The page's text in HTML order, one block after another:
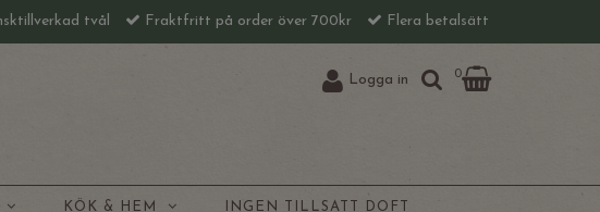
tvål Fraktfritt på order över 700kr Flera betalsätt
Logga in 0
KÖK & HEM INGEN TILLSATT DOFT